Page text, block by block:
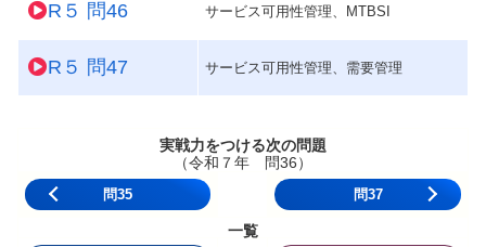
R５ 問46 サービス可用性管理、MTBSI
R５ 問47 サービス可用性管理、需要管理
実戦力をつける次の問題
（令和７年 問36）
問35 問37
一覧